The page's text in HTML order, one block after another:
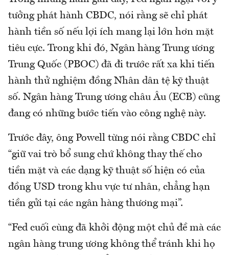
tưởng phát hành CBDC, nói rằng sẽ chỉ phát
hành tiền số nếu lợi ích mang lại lớn hơn mặt
tiêu cực. Trong khi đó, Ngân hàng Trung ương
Trung Quốc (PBOC) đã đi trước rất xa khi tiến
hành thử nghiệm đồng Nhân dân tệ kỹ thuật
số. Ngân hàng Trung ương châu Âu (ECB) cũng
đang có những bước tiến vào công nghệ này.
Trước đây, ông Powell từng nói rằng CBDC chỉ
“giữ vai trò bổ sung chứ không thay thế cho
tiền mặt và các dạng kỹ thuật số hiện có của
đồng USD trong khu vực tư nhân, chẳng hạn
tiền gửi tại các ngân hàng thương mại”.
“Fed cuối cùng đã khởi động một chủ đề mà các
ngân hàng trung ương không thể tránh khi họ